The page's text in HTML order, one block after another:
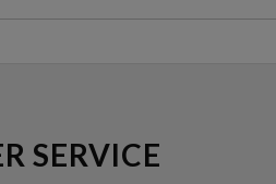
SERVICE